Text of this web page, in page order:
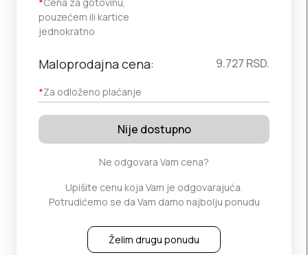
pouzećem ili kartice
jednokratno
Maloprodajna cena:
*Za odloženo plaćanje
9.727 RSD.
Nije dostupno
Ne odgovara Vam cena?
Upišite cenu koja Vam je odgovarajuća.
Potrudićemo se da Vam damo najbolju ponudu
Želim drugu ponudu